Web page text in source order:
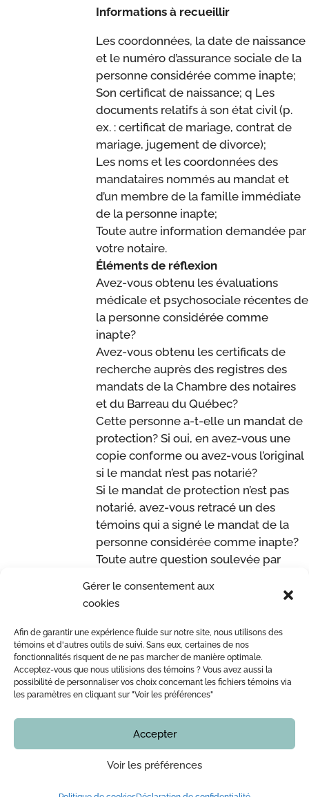
Gérer le consentement aux
cookies
Afin de garantir une expérience fluide sur notre site, nous utilisons des
témoins et d'autres outils de suivi. Sans eux, certaines de nos
fonctionnalités risquent de ne pas marcher de manière optimale.
Acceptez-vous que nous utilisions des témoins ? Vous avez aussi la
possibilité de personnaliser vos choix concernant les fichiers témoins via
les paramètres en cliquant sur "Voir les préférences"
Accepter
Voir les préférences
Informations à recueillir
Les coordonnées, la date de naissance
et le numéro d’assurance sociale de la
personne considérée comme inapte;
Son certificat de naissance; q Les
documents relatifs à son état civil (p.
ex. : certificat de mariage, contrat de
mariage, jugement de divorce);
Les noms et les coordonnées des
mandataires nommés au mandat et
d’un membre de la famille immédiate
de la personne inapte;
Toute autre information demandée par
votre notaire.
Éléments de réflexion
Avez-vous obtenu les évaluations
médicale et psychosociale récentes de
la personne considérée comme
inapte?
Avez-vous obtenu les certificats de
recherche auprès des registres des
mandats de la Chambre des notaires
et du Barreau du Québec?
Cette personne a-t-elle un mandat de
protection? Si oui, en avez-vous une
copie conforme ou avez-vous l’original
si le mandat n’est pas notarié?
Si le mandat de protection n’est pas
notarié, avez-vous retracé un des
témoins qui a signé le mandat de la
personne considérée comme inapte?
Toute autre question soulevée par
Source :Chambre des notaires du
Québec
ACCUEIL
L’ÉQUIPE DE ME LEOPOLD LINCÀ NOTAIRE
ACTE NOTARIÉ / CERTIFICATION
OUTILS
BLOG
NOUS JOINDRE
Notaire Montreal | Me Leopold Lincà
Tous droits réservés. En aucun temps ce site internet
ne doit être considéré comme un avis juridique.
Vous devez vérifier avec notre bureau l’actualité de
services offerts, les prix, les procédures et nos